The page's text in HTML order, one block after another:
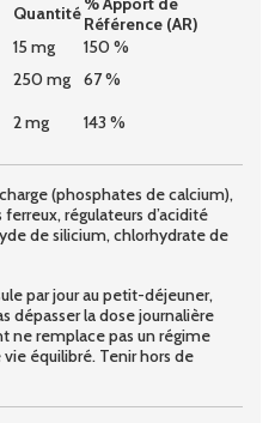
QuantitéRéférence (AR)
15 mg
150 %
250 mg
67 %
2 mg 143 %
(phosphates de calcium),
régulateurs d’acidité
de silicium, chlorhydrate de
par jour au petit-déjeuner,
dépasser la dose journalière
ne remplace pas un régime
équilibré. Tenir hors de